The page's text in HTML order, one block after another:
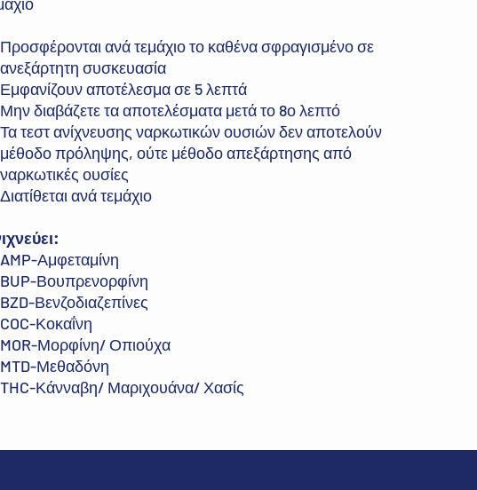
Προσφέρονται ανά τεμάχιο το καθένα σφραγισμένο σε
ανεξάρτητη συσκευασία
Εμφανίζουν αποτέλεσμα σε 5 λεπτά
Μην διαβάζετε τα αποτελέσματα μετά το 8ο λεπτό
Τα τεστ ανίχνευσης ναρκωτικών ουσιών δεν αποτελούν
μέθοδο πρόληψης, ούτε μέθοδο απεξάρτησης από
ναρκωτικές ουσίες
Διατίθεται ανά τεμάχιο
AMP-Αμφεταμίνη
BUP-Βουπρενορφίνη
BZD-Βενζοδιαζεπίνες
COC-Κοκαΐνη
MOR-Μορφίνη/ Οπιούχα
MTD-Μεθαδόνη
THC-Κάνναβη/ Μαριχουάνα/ Χασίς